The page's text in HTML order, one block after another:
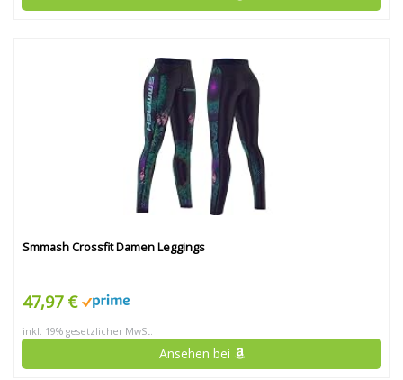
Smmash Crossfit Damen Leggings
47,97 €
inkl. 19% gesetzlicher MwSt.
Ansehen bei